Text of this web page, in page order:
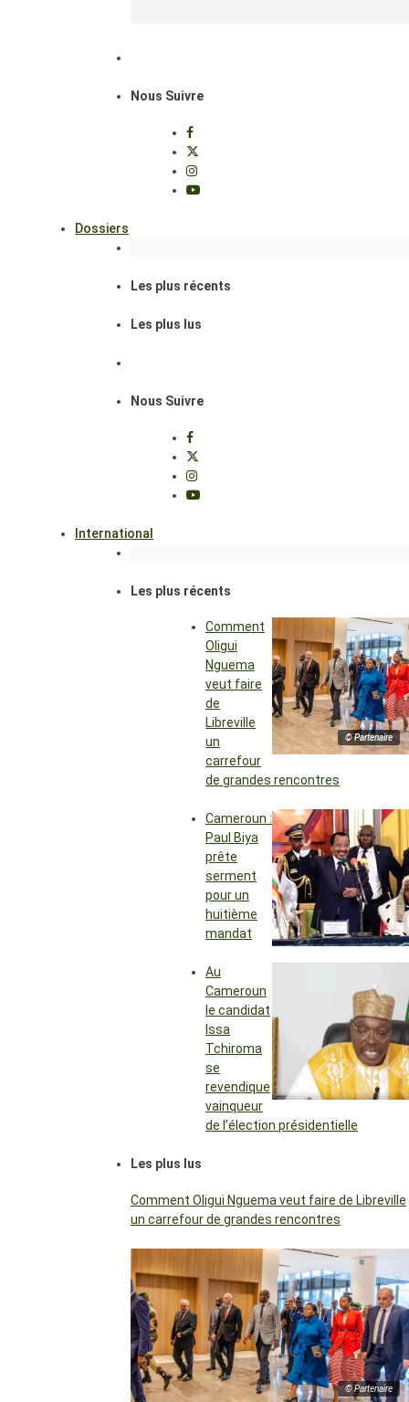
Nous Suivre
Dossiers
Les plus récents
Les plus lus
Nous Suivre
International
Les plus récents
© Partenaire
Comment
Oligui
Nguema
veut faire
de
Libreville
un
carrefour
de grandes rencontres
Cameroun :
Paul Biya
prête
serment
pour un
huitième
mandat
Au
Cameroun
le candidat
Issa
Tchiroma
se
revendique
vainqueur
de l’élection présidentielle
Les plus lus
Comment Oligui Nguema veut faire de Libreville
un carrefour de grandes rencontres
© Partenaire